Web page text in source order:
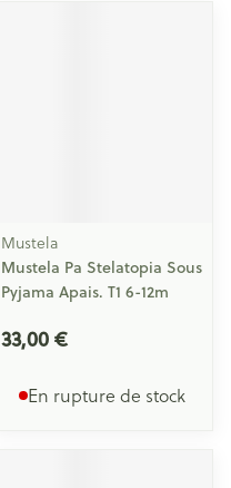
Mustela
Mustela Pa Stelatopia Sous
Pyjama Apais. T1 6-12m
33,00 €
En rupture de stock